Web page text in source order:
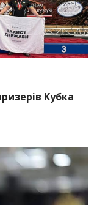
Кубка